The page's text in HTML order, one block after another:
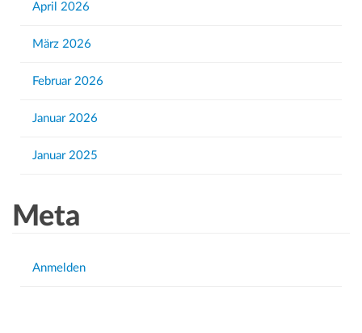
April 2026
März 2026
Februar 2026
Januar 2026
Januar 2025
Meta
Anmelden